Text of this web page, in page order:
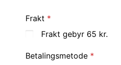
Frakt
Frakt gebyr 65 kr.
Betalingsmetode